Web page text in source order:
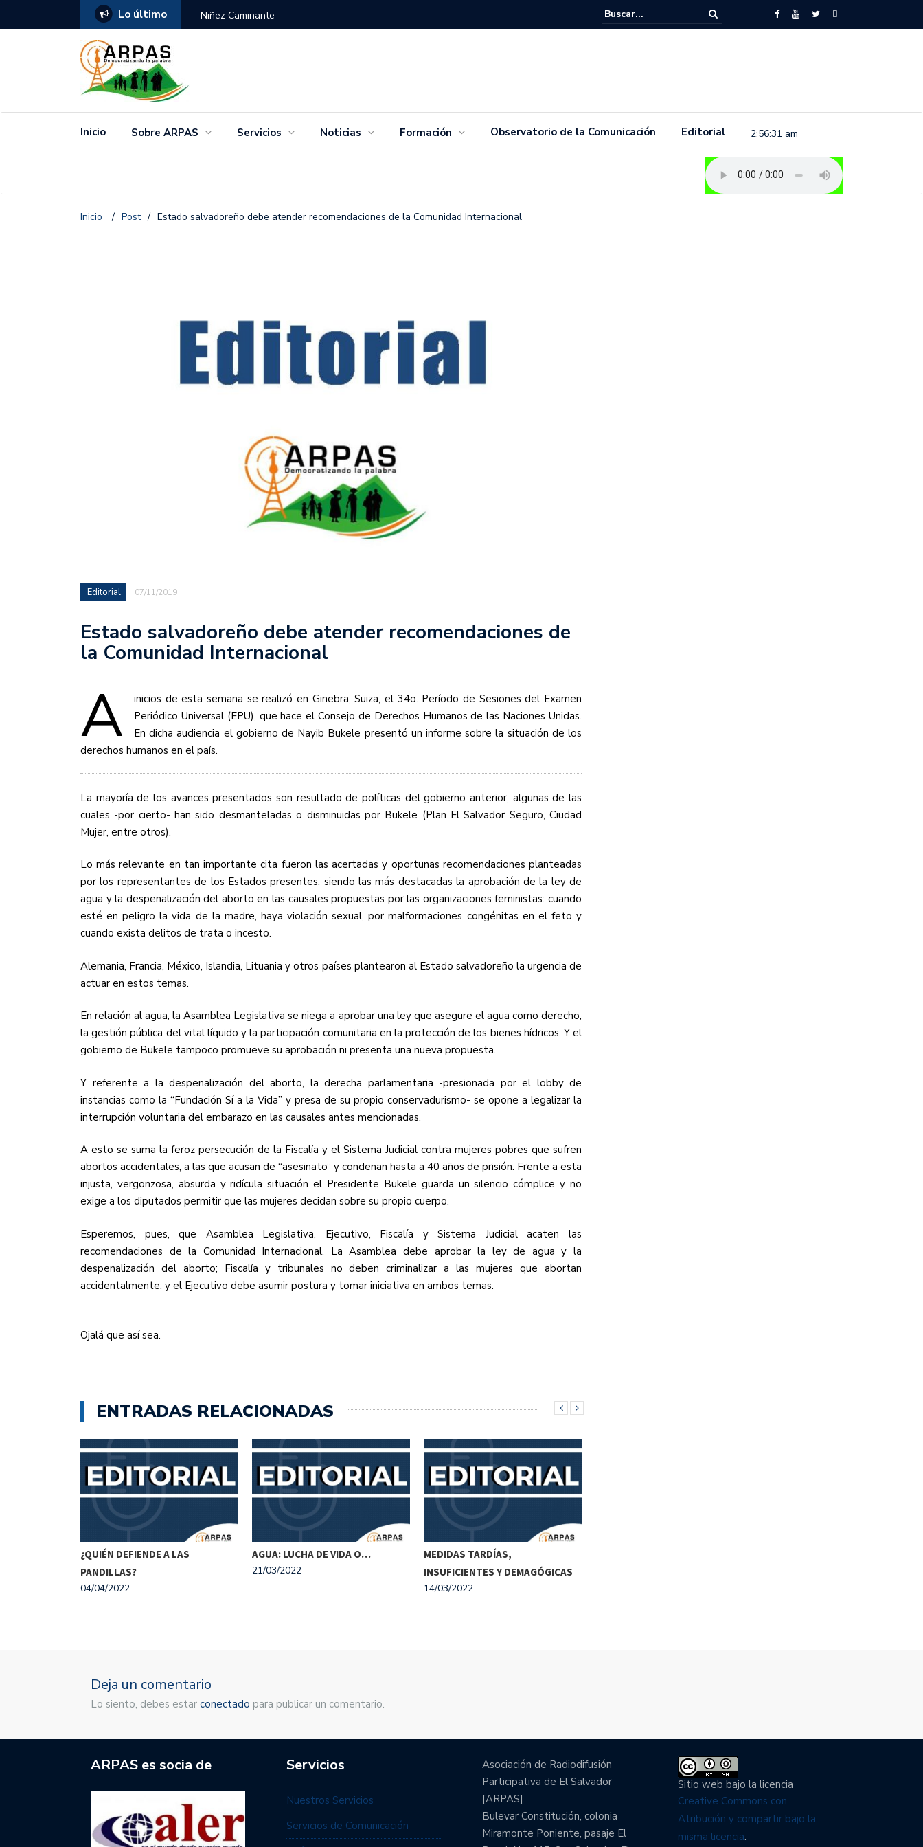
Lo último Niñez Caminante
Movimiento feminista se pronuncia previo a la conmemoración del 8 de marzo
Salvador.
Inicio Sobre ARPAS Servicios Noticias Formación Observatorio de la Comunicación Editorial 2:56:31 am
Inicio / Post / Estado salvadoreño debe atender recomendaciones de la Comunidad Internacional
Editorial 07/11/2019
Estado salvadoreño debe atender recomendaciones de
la Comunidad Internacional
A
inicios de esta semana se realizó en Ginebra, Suiza, el 34o. Período de Sesiones del Examen
Periódico Universal (EPU), que hace el Consejo de Derechos Humanos de las Naciones Unidas.
En dicha audiencia el gobierno de Nayib Bukele presentó un informe sobre la situación de los
derechos humanos en el país.
La mayoría de los avances presentados son resultado de políticas del gobierno anterior, algunas de las
cuales -por cierto- han sido desmanteladas o disminuidas por Bukele (Plan El Salvador Seguro, Ciudad
Mujer, entre otros).
Lo más relevante en tan importante cita fueron las acertadas y oportunas recomendaciones planteadas
por los representantes de los Estados presentes, siendo las más destacadas la aprobación de la ley de
agua y la despenalización del aborto en las causales propuestas por las organizaciones feministas: cuando
esté en peligro la vida de la madre, haya violación sexual, por malformaciones congénitas en el feto y
cuando exista delitos de trata o incesto.
Alemania, Francia, México, Islandia, Lituania y otros países plantearon al Estado salvadoreño la urgencia de
actuar en estos temas.
En relación al agua, la Asamblea Legislativa se niega a aprobar una ley que asegure el agua como derecho,
la gestión pública del vital líquido y la participación comunitaria en la protección de los bienes hídricos. Y el
gobierno de Bukele tampoco promueve su aprobación ni presenta una nueva propuesta.
Y referente a la despenalización del aborto, la derecha parlamentaria -presionada por el lobby de
instancias como la “Fundación Sí a la Vida” y presa de su propio conservadurismo- se opone a legalizar la
interrupción voluntaria del embarazo en las causales antes mencionadas.
A esto se suma la feroz persecución de la Fiscalía y el Sistema Judicial contra mujeres pobres que sufren
abortos accidentales, a las que acusan de “asesinato” y condenan hasta a 40 años de prisión. Frente a esta
injusta, vergonzosa, absurda y ridícula situación el Presidente Bukele guarda un silencio cómplice y no
exige a los diputados permitir que las mujeres decidan sobre su propio cuerpo.
Esperemos, pues, que Asamblea Legislativa, Ejecutivo, Fiscalía y Sistema Judicial acaten las
recomendaciones de la Comunidad Internacional. La Asamblea debe aprobar la ley de agua y la
despenalización del aborto; Fiscalía y tribunales no deben criminalizar a las mujeres que abortan
accidentalmente; y el Ejecutivo debe asumir postura y tomar iniciativa en ambos temas.
Ojalá que así sea.
ENTRADAS RELACIONADAS
¿QUIÉN DEFIENDE A LAS
PANDILLAS?
04/04/2022
AGUA: LUCHA DE VIDA O…
21/03/2022
MEDIDAS TARDÍAS,
INSUFICIENTES Y DEMAGÓGICAS
14/03/2022
Deja un comentario
Lo siento, debes estar conectado para publicar un comentario.
ARPAS es socia de Servicios
Nuestros Servicios
Servicios de Comunicación
Asociación de Radiodifusión
Participativa de El Salvador
[ARPAS]
Bulevar Constitución, colonia
Miramonte Poniente, pasaje El
Sitio web bajo la licencia
Creative Commons con
Atribución y compartir bajo la
misma licencia.